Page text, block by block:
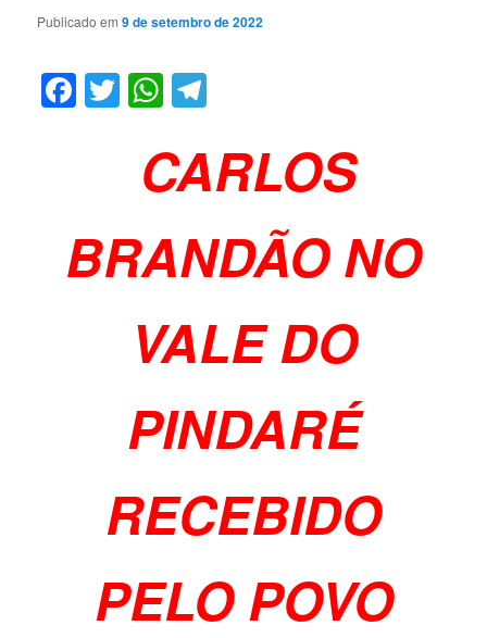
Publicado em9 de setembro de 2022
Facebook
TwitterWhatsApp
CARLOS
BRANDÃO NO
VALE DO
PINDARÉ
RECEBIDO
PELO POVO